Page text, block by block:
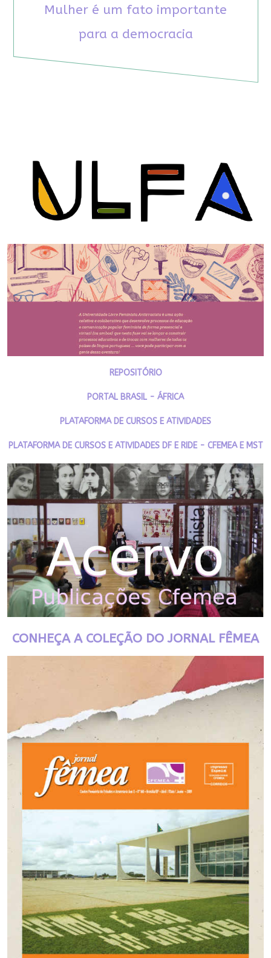
Mulher é um fato importante
para a democracia
REPOSITÓRIO
PORTAL BRASIL - ÁFRICA
PLATAFORMA DE CURSOS E ATIVIDADES
PLATAFORMA DE CURSOS E ATIVIDADES DF E RIDE - CFEMEA E MST
CONHEÇA A COLEÇÃO DO JORNAL FÊMEA